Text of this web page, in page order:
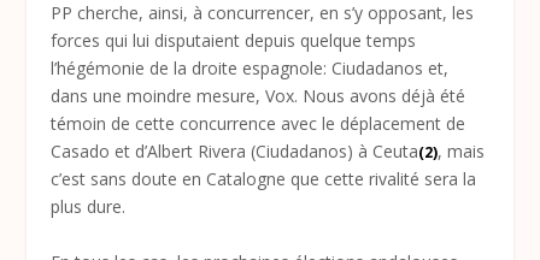
PP cherche, ainsi, à concurrencer, en s’y opposant, les
forces qui lui disputaient depuis quelque temps
l’hégémonie de la droite espagnole: Ciudadanos et,
dans une moindre mesure, Vox. Nous avons déjà été
témoin de cette concurrence avec le déplacement de
Casado et d’Albert Rivera (Ciudadanos) à Ceuta(2), mais
c’est sans doute en Catalogne que cette rivalité sera la
plus dure.